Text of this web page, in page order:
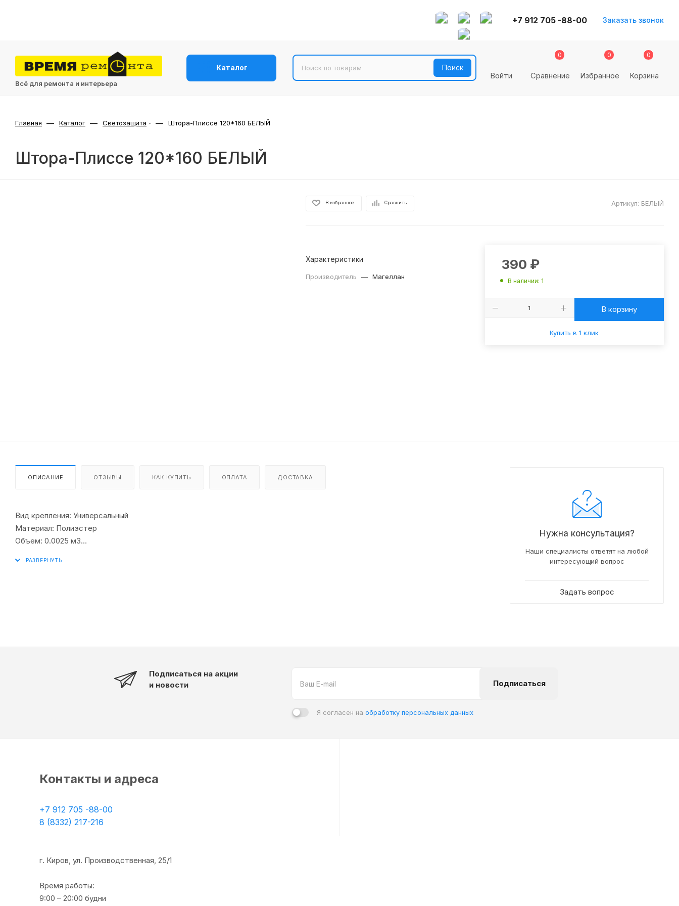
+7 912 705 -88-00 Заказать звонок
Всё для ремонта и интерьера
Каталог
Войти
0
Сравнение
0
Избранное
0
Корзина
Главная — Каталог — Светозащита — Штора-Плиссе 120*160 БЕЛЫЙ
Штора-Плиссе 120*160 БЕЛЫЙ
В избранное Сравнить Артикул: БЕЛЫЙ
Характеристики
Производитель — Магеллан
390 ₽
В наличии: 1
В корзину
Купить в 1 клик
ОПИСАНИЕ ОТЗЫВЫ КАК КУПИТЬ ОПЛАТА ДОСТАВКА
Вид крепления: Универсальный
Материал: Полиэстер
Объем: 0.0025 м3
Нужна консультация?
Наши специалисты ответят на любой
интересующий вопрос
Задать вопрос
Подписаться на акции
и новости
Подписаться
Я согласен на обработку персональных данных
Контакты и адреса
+7 912 705 -88-00
8 (8332) 217-216
г. Киров, ул. Производственная, 25/1
Время работы:
9:00 – 20:00 будни